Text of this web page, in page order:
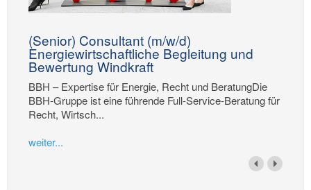
(Senior) Consultant (m/w/d)
Energiewirtschaftliche Begleitung und
Bewertung Windkraft
BBH – Expertise für Energie, Recht und BeratungDie
BBH-Gruppe ist eine führende Full-Service-Beratung für
Recht, Wirtsch...
weiter...